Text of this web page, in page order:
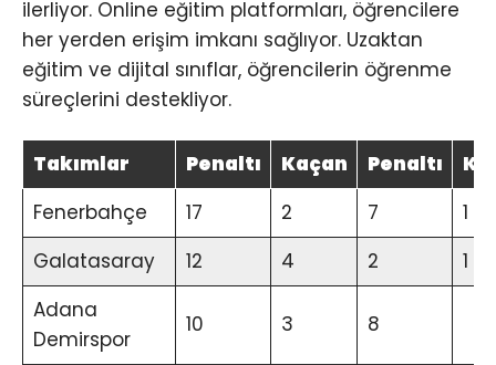
ilerliyor. Online eğitim platformları, öğrencilere
her yerden erişim imkanı sağlıyor. Uzaktan
eğitim ve dijital sınıflar, öğrencilerin öğrenme
süreçlerini destekliyor.
Takımlar Penaltı Kaçan Penaltı
Fenerbahçe
17 2 7
1
Galatasaray
12 4 2
1
Adana
Demirspor
10 3 8